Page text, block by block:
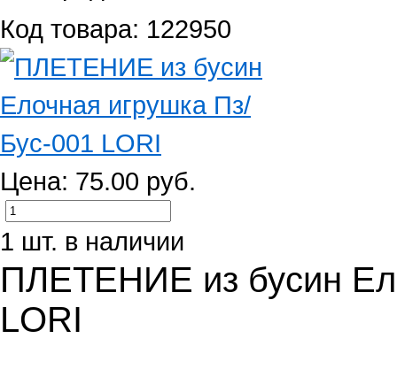
Код товара: 122950
Цена: 75.00 руб.
1 шт. в наличии
ПЛЕТЕНИЕ из бусин
LORI